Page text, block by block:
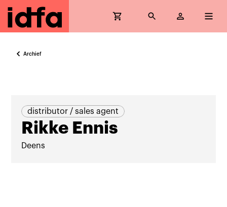
Archief
distributor / sales agent
Rikke Ennis
Deens